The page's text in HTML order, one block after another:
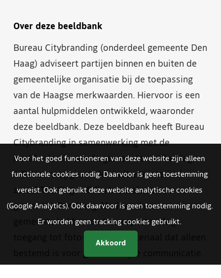
Over deze beeldbank
Bureau Citybranding (onderdeel gemeente Den
Haag) adviseert partijen binnen en buiten de
gemeentelijke organisatie bij de toepassing
van de Haagse merkwaarden. Hiervoor is een
aantal hulpmiddelen ontwikkeld, waaronder
deze beeldbank. Deze beeldbank heeft Bureau
Citybranding in samenwerking met de
beeldredactie van de gemeente en The Hague
& Partners opgezet. Je vindt er materiaal van
zowel The Hague & Partners als van de
gemeente Den Haag. Medewerkers van de
gemeente hebben met een aparte inlog
toegang tot foto- en videomateriaal dat alleen
bestemd is voor gemeentelijke communicatie.
Voor het goed functioneren van deze website zijn alleen
functionele cookies nodig. Daarvoor is geen toestemming
vereist. Ook gebruikt deze website analytische cookies
(Google Analytics). Ook daarvoor is geen toestemming nodig.
Er worden geen tracking cookies gebruikt.
Akkoord